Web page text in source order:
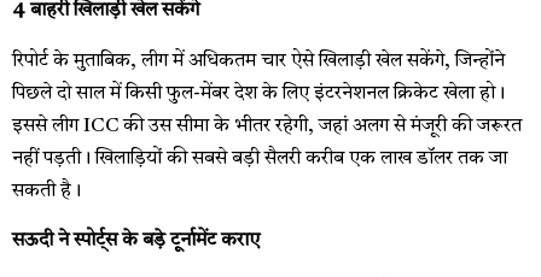
4 बाहरी खिलाड़ी खेल सकेंगे
रिपोर्ट के मुताबिक, लीग में अधिकतम चार ऐसे खिलाड़ी खेल सकेंगे, जिन्होंने
पिछले दो साल में किसी फुल-मेंबर देश के लिए इंटरनेशनल क्रिकेट खेला हो।
इससे लीग ICC की उस सीमा के भीतर रहेगी, जहां अलग से मंजूरी की जरूरत
नहीं पड़ती। खिलाड़ियों की सबसे बड़ी सैलरी करीब एक लाख डॉलर तक जा
सकती है।
सऊदी ने स्पोर्ट्स के बड़े टूर्नामेंट कराए